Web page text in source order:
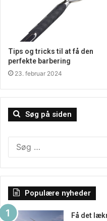
Tips og tricks til at få den
perfekte barbering
23. februar 2024
Søg på siden
Populære nyheder
Få det